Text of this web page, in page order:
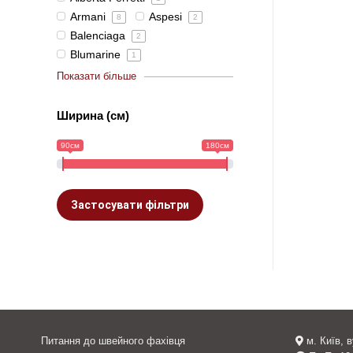
Armani 8 Aspesi 2
Balenciaga 2
Blumarine 1
Показати більше
Ширина (см)
90см 180см
Застосувати фільтри
Питання до швейного фахівця
м. Київ,